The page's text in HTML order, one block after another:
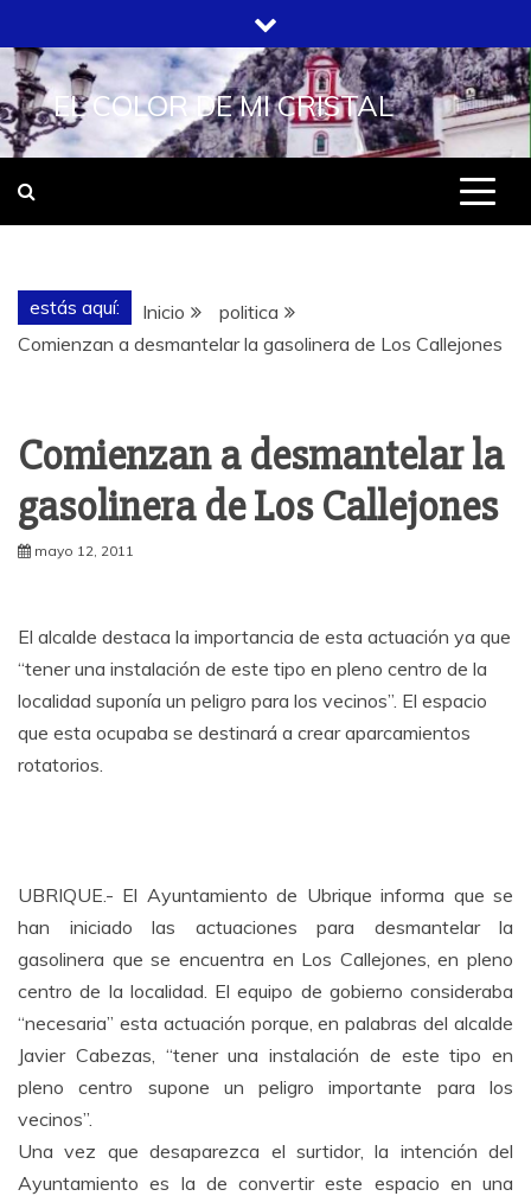
al
contenido
EL COLOR DE MI CRISTAL
estás aquí: Inicio
politica
Comienzan a desmantelar la gasolinera de Los Callejones
Comienzan a desmantelar la
gasolinera de Los Callejones
mayo 12, 2011
El alcalde destaca la importancia de esta actuación ya que
“tener una instalación de este tipo en pleno centro de la
localidad suponía un peligro para los vecinos”. El espacio
que esta ocupaba se destinará a crear aparcamientos
rotatorios.
UBRIQUE.- El Ayuntamiento de Ubrique informa que se
han iniciado las actuaciones para desmantelar la
gasolinera que se encuentra en Los Callejones, en pleno
centro de la localidad. El equipo de gobierno consideraba
“necesaria” esta actuación porque, en palabras del alcalde
Javier Cabezas, “tener una instalación de este tipo en
pleno centro supone un peligro importante para los
vecinos”.
Una vez que desaparezca el surtidor, la intención del
Ayuntamiento es la de convertir este espacio en una